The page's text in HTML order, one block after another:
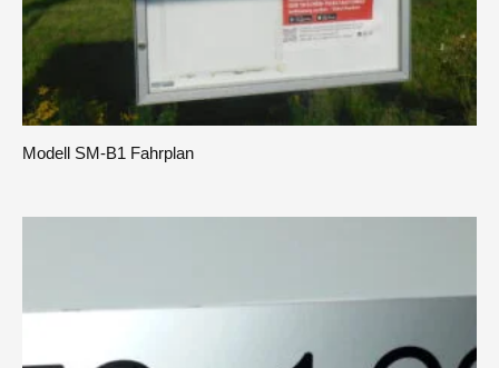
Modell SM-B1 Fahrplan